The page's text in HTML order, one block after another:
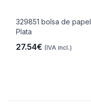
329851 bolsa de papel
Plata
27.54€ (IVA incl.)